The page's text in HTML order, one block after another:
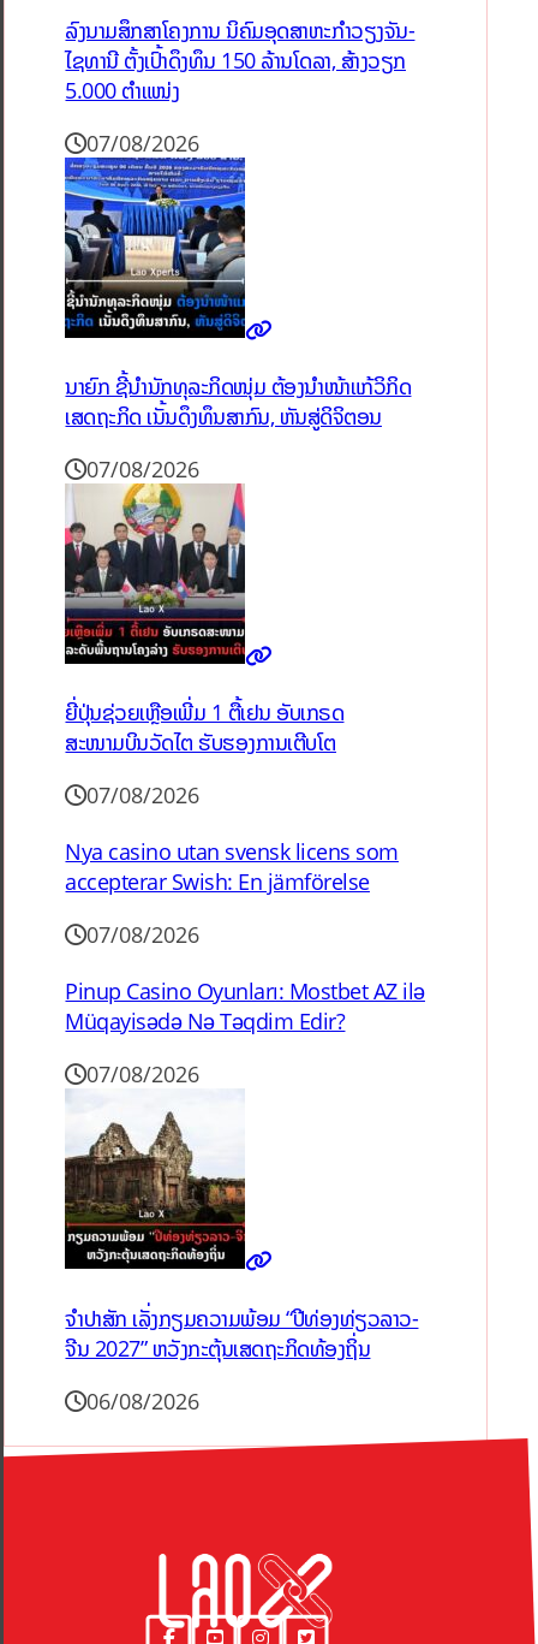
ລົງນາມສຶກສາໂຄງການ ນິຄົມອຸດສາຫະກຳວຽງຈັນ-
ໄຊທານີ ຕັ້ງເປົ້າດຶງທຶນ 150 ລ້ານໂດລາ, ສ້າງວຽກ
5.000 ຕຳແໜ່ງ
07/08/2026
ນາຍົກ ຊີ້ນຳນັກທຸລະກິດໜຸ່ມ ຕ້ອງນຳໜ້າແກ້ວິກິດ
ເສດຖະກິດ ເນັ້ນດຶງທຶນສາກົນ, ຫັນສູ່ດິຈິຕອນ
07/08/2026
ຍີ່ປຸ່ນຊ່ວຍເຫຼືອເພີ່ມ 1 ຕື້ເຢນ ອັບເກຣດ
ສະໜາມບິນວັດໄຕ ຮັບຮອງການເຕີບໂຕ
07/08/2026
Nya casino utan svensk licens som
accepterar Swish: En jämförelse
07/08/2026
Pinup Casino Oyunları: Mostbet AZ ilə
Müqayisədə Nə Təqdim Edir?
07/08/2026
ຈຳປາສັກ ເລັ່ງກຽມຄວາມພ້ອມ “ປີທ່ອງທ່ຽວລາວ-
ຈີນ 2027” ຫວັງກະຕຸ້ນເສດຖະກິດທ້ອງຖິ່ນ
06/08/2026